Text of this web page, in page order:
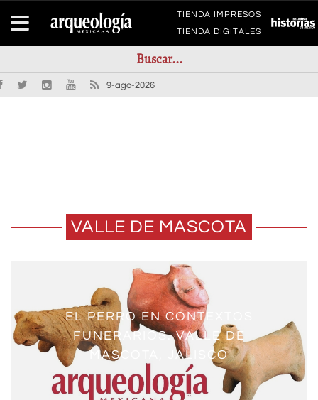
TIENDA IMPRESOS
TIENDA DIGITALES
9-ago-2026
VALLE DE MASCOTA
EL PERRO EN CONTEXTOS
FUNERARIOS. VALLE DE
MASCOTA, JALISCO